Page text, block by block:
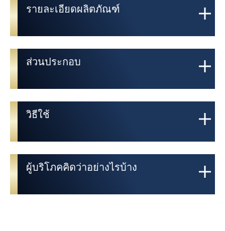
รายละเอียดผลิตภัณฑ์
ส่วนประกอบ
วิธีใช้
ผู้บริโภคคิดว่าอย่างไรบ้าง